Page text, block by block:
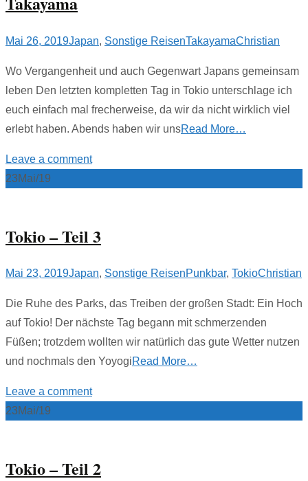
Mai 26, 2019Japan, Sonstige ReisenTakayamaChristian
Wo Vergangenheit und auch Gegenwart Japans gemeinsam
leben Den letzten kompletten Tag in Tokio unterschlage ich
euch einfach mal frecherweise, da wir da nicht wirklich viel
erlebt haben. Abends haben wir unsRead More…
Leave a comment
23Mai/19
Tokio – Teil 3
Mai 23, 2019Japan, Sonstige ReisenPunkbar, TokioChristian
Die Ruhe des Parks, das Treiben der großen Stadt: Ein Hoch
auf Tokio! Der nächste Tag begann mit schmerzenden
Füßen; trotzdem wollten wir natürlich das gute Wetter nutzen
und nochmals den YoyogiRead More…
Leave a comment
23Mai/19
Tokio – Teil 2